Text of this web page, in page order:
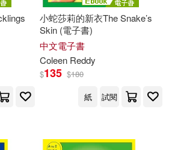
小蛇莎莉的新衣The Snake’s
Skin (電子書)
中文電子書
Coleen Reddy
$135 $180
紙
試閱